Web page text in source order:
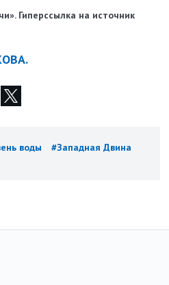
Гиперссылка на источник
воды
#Западная Двина